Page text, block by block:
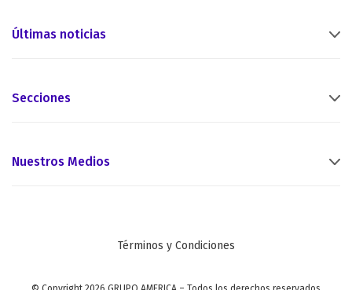
Últimas noticias
Secciones
Nuestros Medios
Términos y Condiciones